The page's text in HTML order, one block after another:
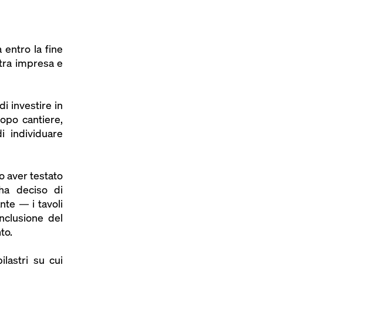
entro la fine
impresa e
investire in
cantiere,
individuare
aver testato
deciso di
— i tavoli
del
su cui